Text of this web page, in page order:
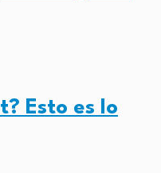
Esto es lo